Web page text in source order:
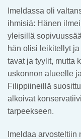
Imeldassa oli
ihmisiä: Hänen
yleisillä
hän olisi leikitellyt
tavat ja tyylit, mutta
uskonnon alueelle
Filippiineillä
alkoivat
tarpeekseen.
Imeldaa